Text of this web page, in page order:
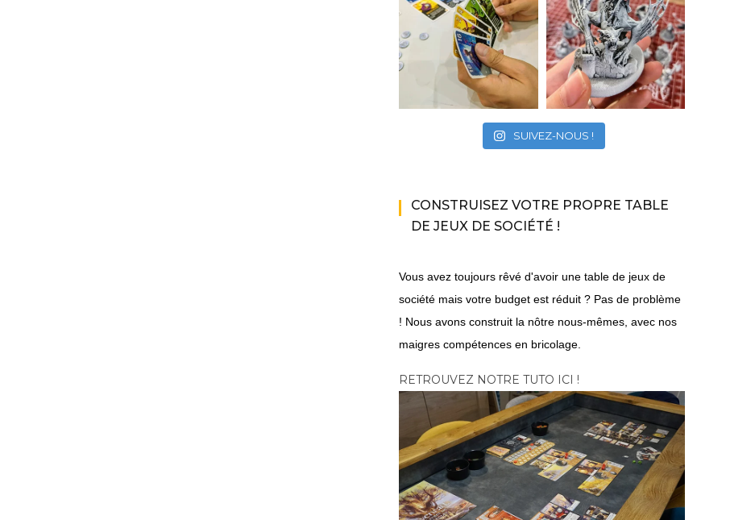
SUIVEZ-NOUS !
CONSTRUISEZ VOTRE PROPRE TABLE
DE JEUX DE SOCIÉTÉ !
Vous avez toujours rêvé d'avoir une table de jeux de
société mais votre budget est réduit ? Pas de problème
! Nous avons construit la nôtre nous-mêmes, avec nos
maigres compétences en bricolage.
RETROUVEZ NOTRE TUTO ICI !